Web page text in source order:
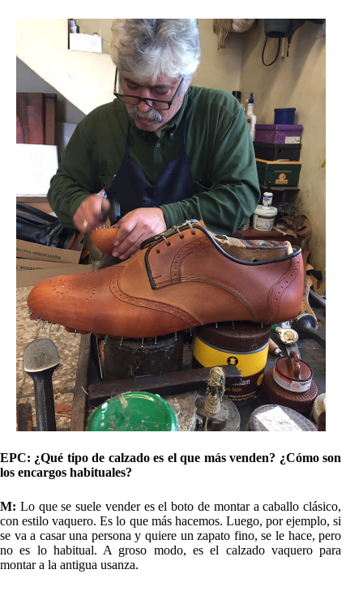
EPC: ¿Qué tipo de calzado es el que más venden? ¿Cómo son
los encargos habituales?
M: Lo que se suele vender es el boto de montar a caballo clásico,
con estilo vaquero. Es lo que más hacemos. Luego, por ejemplo, si
se va a casar una persona y quiere un zapato fino, se le hace, pero
no es lo habitual. A groso modo, es el calzado vaquero para
montar a la antigua usanza.